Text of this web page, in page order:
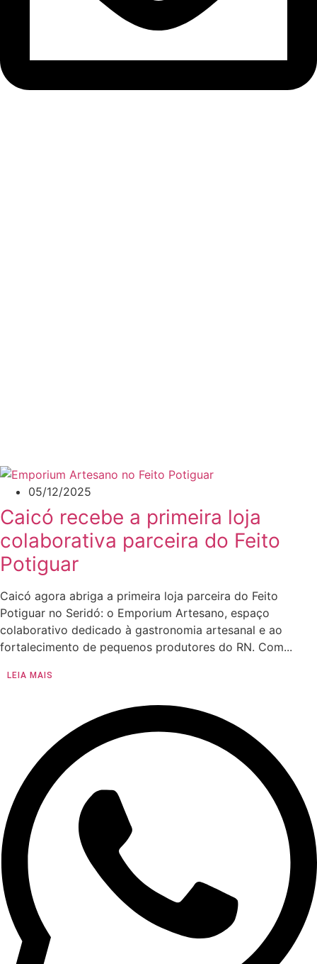
05/12/2025
Caicó recebe a primeira loja
colaborativa parceira do Feito
Potiguar
Caicó agora abriga a primeira loja parceira do Feito
Potiguar no Seridó: o Emporium Artesano, espaço
colaborativo dedicado à gastronomia artesanal e ao
fortalecimento de pequenos produtores do RN. Com...
LEIA MAIS